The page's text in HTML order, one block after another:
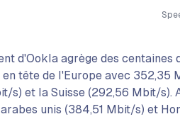
d'Ookla agrège des
tête de l'Europe avec 352,35
s) et la Suisse (292,56 Mbit/s).
unis (384,51 Mbit/s) et